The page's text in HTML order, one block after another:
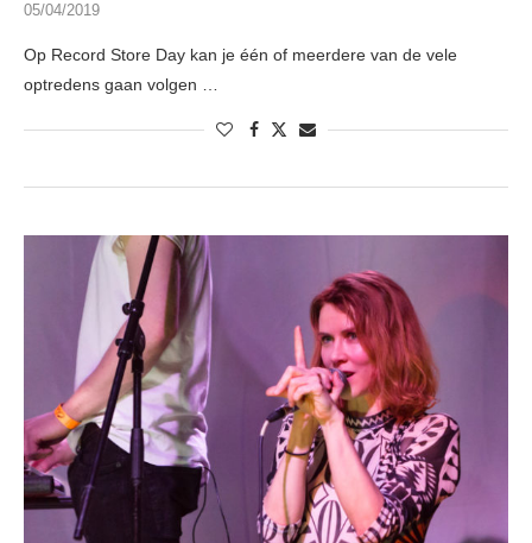
05/04/2019
Op Record Store Day kan je één of meerdere van de vele
optredens gaan volgen …